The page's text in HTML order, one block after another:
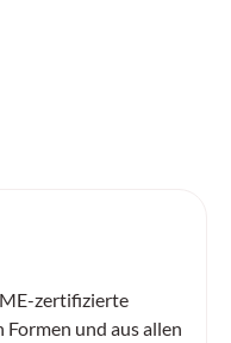
zertifizierte
und aus allen